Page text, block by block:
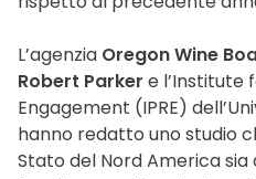
L’agenzia Oregon Wine
Robert Parker e l’Institute
Engagement (IPRE)
hanno redatto uno studio
Stato del Nord America